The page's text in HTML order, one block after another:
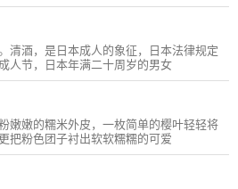
清酒，是日本成人的象征，日本法律规定
人节，日本年满二十周岁的男女
嫩嫩的糯米外皮，一枚简单的樱叶轻轻将
把粉色团子衬出软软糯糯的可爱